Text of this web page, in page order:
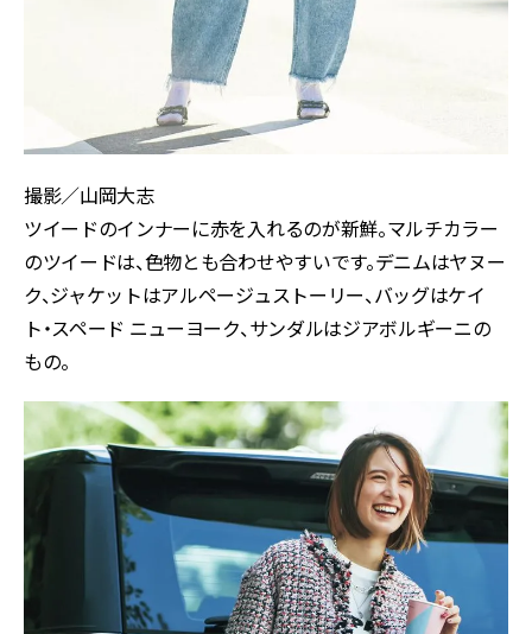
撮影／山岡大志
ツイードのインナーに赤を入れるのが新鮮。マルチカラー
のツイードは、色物とも合わせやすいです。デニムはヤヌー
ク、ジャケットはアルページュストーリー、バッグはケイ
ト・スペード ニューヨーク、サンダルはジアボルギーニの
もの。